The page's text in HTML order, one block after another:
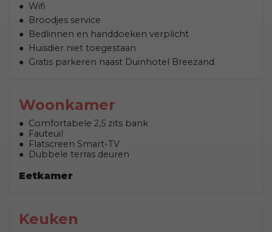
Wifi
Broodjes service
Bedlinnen en handdoeken verplicht
Huisdier niet toegestaan
Gratis parkeren naast Duinhotel Breezand
Woonkamer
Comfortabele 2,5 zits bank
Fauteuil
Flatscreen Smart-TV
Dubbele terras deuren
Eetkamer
Keuken